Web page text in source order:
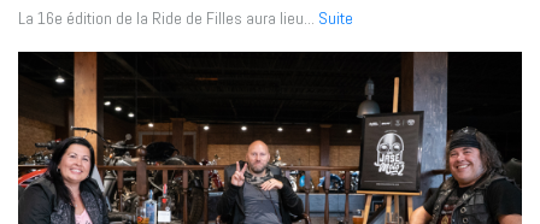
La 16e édition de la Ride de Filles aura lieu... Suite